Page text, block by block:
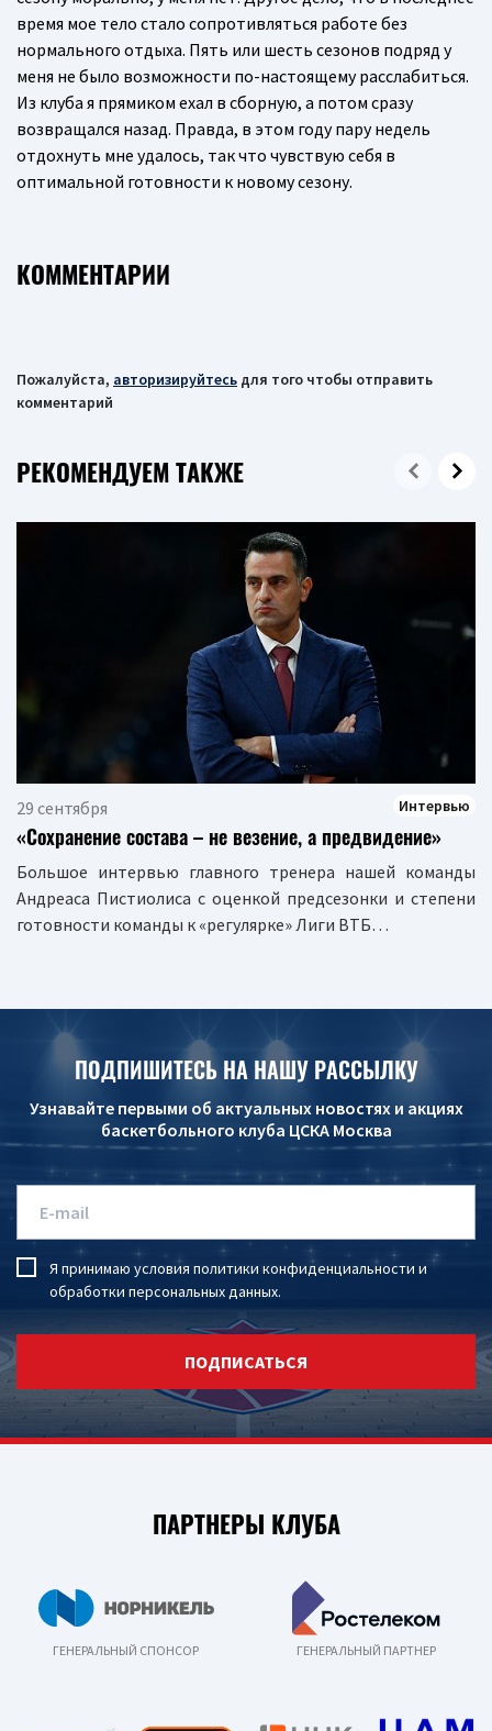
время мое тело стало сопротивляться работе без
нормального отдыха. Пять или шесть сезонов подряд у
меня не было возможности по-настоящему расслабиться.
Из клуба я прямиком ехал в сборную, а потом сразу
возвращался назад. Правда, в этом году пару недель
отдохнуть мне удалось, так что чувствую себя в
оптимальной готовности к новому сезону.
КОММЕНТАРИИ
Пожалуйста, авторизируйтесь для того чтобы отправить
комментарий
РЕКОМЕНДУЕМ ТАКЖЕ
29 сентября Интервью
«Сохранение состава – не везение, а предвидение»
Большое интервью главного тренера нашей команды
Андреаса Пистиолиса с оценкой предсезонки и степени
готовности команды к «регулярке» Лиги ВТБ…
ПОДПИШИТЕСЬ НА НАШУ РАССЫЛКУ
Узнавайте первыми об актуальных новостях и акциях
баскетбольного клуба ЦСКА Москва
Я принимаю условия политики конфиденциальности и
обработки персональных данных.
ПОДПИСАТЬСЯ
ПАРТНЕРЫ КЛУБА
ГЕНЕРАЛЬНЫЙ СПОНСОР ГЕНЕРАЛЬНЫЙ ПАРТНЕР